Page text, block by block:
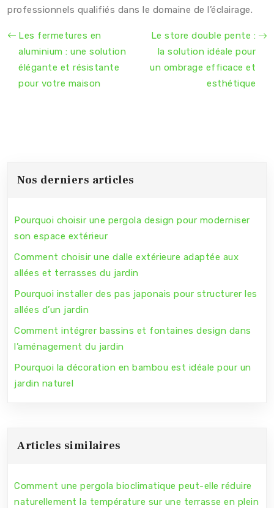
professionnels qualifiés dans le domaine de l’éclairage.
Les fermetures en
aluminium : une solution
élégante et résistante
pour votre maison
Le store double pente :
la solution idéale pour
un ombrage efficace et
esthétique
Nos derniers articles
Pourquoi choisir une pergola design pour moderniser
son espace extérieur
Comment choisir une dalle extérieure adaptée aux
allées et terrasses du jardin
Pourquoi installer des pas japonais pour structurer les
allées d’un jardin
Comment intégrer bassins et fontaines design dans
l’aménagement du jardin
Pourquoi la décoration en bambou est idéale pour un
jardin naturel
Articles similaires
Comment une pergola bioclimatique peut-elle réduire
naturellement la température sur une terrasse en plein